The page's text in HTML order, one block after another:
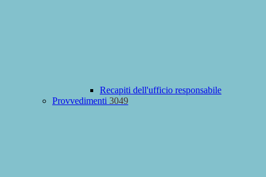
Recapiti dell'ufficio responsabile
Provvedimenti 3049